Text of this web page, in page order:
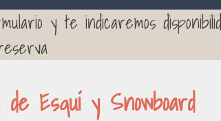
y te indicaremos
Esquí y Snowboard